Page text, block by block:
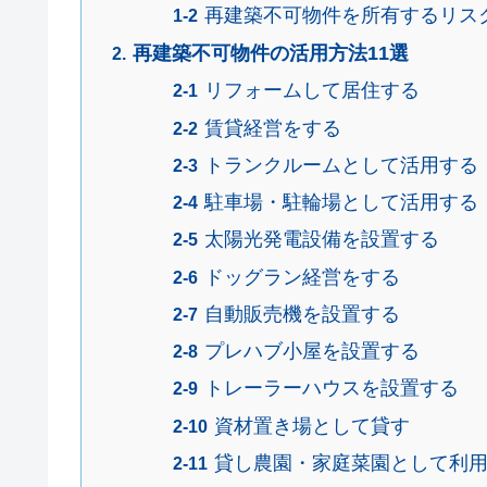
再建築不可物件を所有するリス
再建築不可物件の活用方法11選
リフォームして居住する
賃貸経営をする
トランクルームとして活用する
駐車場・駐輪場として活用する
太陽光発電設備を設置する
ドッグラン経営をする
自動販売機を設置する
プレハブ小屋を設置する
トレーラーハウスを設置する
資材置き場として貸す
貸し農園・家庭菜園として利